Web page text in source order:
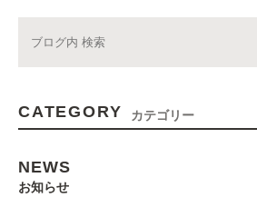
CATEGORY カテゴリー
NEWS
お知らせ